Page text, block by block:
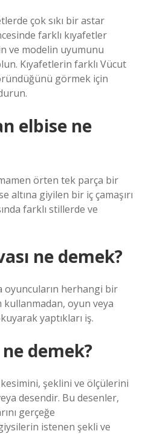
çok sıkı bir astar
farklı kıyafetler
ve modelin uyumunu
Kıyafetlerin farklı Vücut
görmek için
elbise ne
örten tek parça bir
altına giyilen bir iç çamaşırı
farklı stillerde ve
ne demek?
oyuncuların herhangi bir
oyun veya
yaptıkları iş.
ne demek?
şeklini ve ölçülerini
desendir. Bu desenler,
gerçeğe
istenen şekli ve